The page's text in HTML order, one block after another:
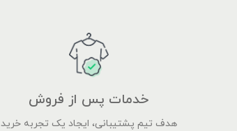
خدمات پس از فروش
هدف تیم پشتیبانی، ایجاد یک تجربه خرید